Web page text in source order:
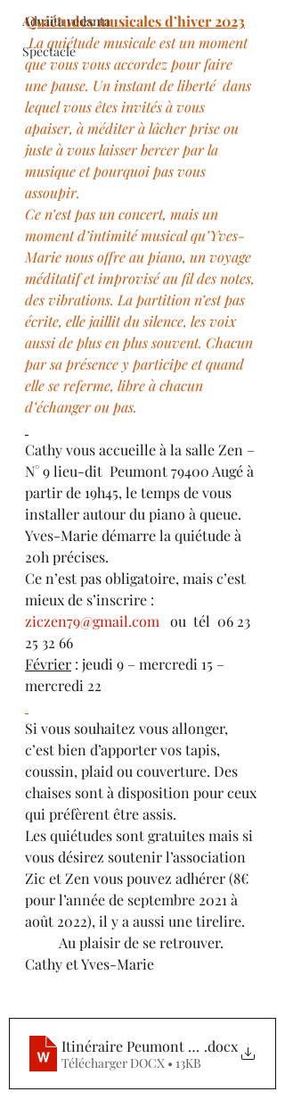
Advaita vedanta
Spectacle
Quiétudes musicales d’hiver 2023
que vous vous accordez pour faire
une pause. Un instant de liberté  dans
lequel vous êtes invités à vous
apaiser, à méditer à lâcher prise ou
juste à vous laisser bercer par la
musique et pourquoi pas vous
assoupir.
Ce n’est pas un concert, mais un
moment d’intimité musical qu’Yves-
Marie nous offre au piano, un voyage
méditatif et improvisé au fil des notes,
des vibrations. La partition n’est pas
écrite, elle jaillit du silence, les voix
aussi de plus en plus souvent. Chacun
par sa présence y participe et quand
elle se referme, libre à chacun
d’échanger ou pas.
Cathy vous accueille à la salle Zen –
N° 9 lieu-dit  Peumont 79400 Augé à
partir de 19h45, le temps de vous
installer autour du piano à queue.
Yves-Marie démarre la quiétude à
20h précises.
Ce n’est pas obligatoire, mais c’est
mieux de s’inscrire :
ziczen79@gmail.com
   ou  tél  06 23
25 32 66
Février : jeudi 9 – mercredi 15 –
mercredi 22
Si vous souhaitez vous allonger,
c’est bien d’apporter vos tapis,
coussin, plaid ou couverture. Des
chaises sont à disposition pour ceux
qui préfèrent être assis.
Les quiétudes sont gratuites mais si
vous désirez soutenir l’association
Zic et Zen vous pouvez adhérer (8€
pour l’année de septembre 2021 à
août 2022), il y a aussi une tirelire.
Au plaisir de se retrouver.
Cathy et Yves-Marie
Itinéraire Peumont Zic et Zen (2)
.docx
Télécharger DOCX • 13KB